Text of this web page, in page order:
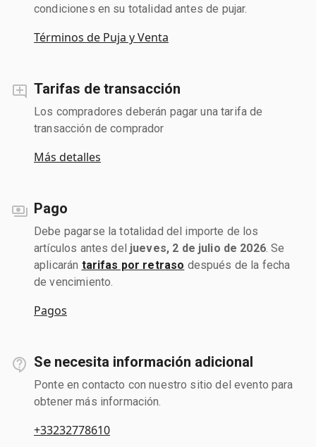
condiciones en su totalidad antes de pujar.
Términos de Puja y Venta
Tarifas de transacción
Los compradores deberán pagar una tarifa de
transacción de comprador
Más detalles
Pago
Debe pagarse la totalidad del importe de los
artículos antes del jueves, 2 de julio de 2026. Se
aplicarán tarifas por retraso después de la fecha
de vencimiento.
Pagos
Se necesita información adicional
Ponte en contacto con nuestro sitio del evento para
obtener más información.
+33232778610